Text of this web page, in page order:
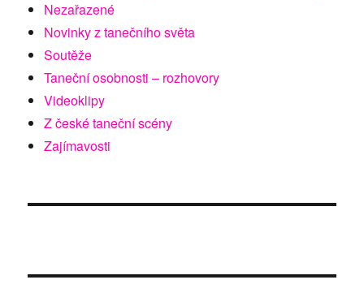
Nezařazené
Novinky z tanečního světa
Soutěže
Taneční osobnosti – rozhovory
Videoklipy
Z české taneční scény
Zajímavosti